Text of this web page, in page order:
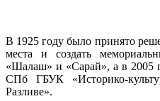
В 1925 году было принято
места и создать
«Шалаш» и «Сарай», а в 2005
СПб ГБУК «Историко-
Разливе».